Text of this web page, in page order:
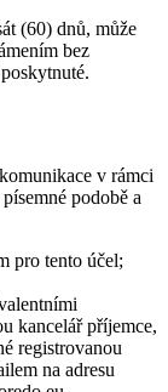
(60) dnů, může
bez
v rámci
podobě a
pro tento účel;
kancelář příjemce,
registrovanou
na adresu